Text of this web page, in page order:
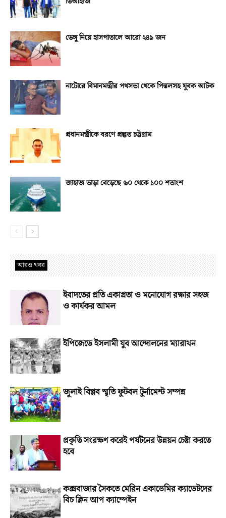
ডেঙ্গু নিয়ে হাসপাতালে আরো ২৪৯ জন
নাটোরে বিমানমন্ত্রীর পথসভা থেকে পিস্তলসহ যুবক আটক
প্রধানমন্ত্রীকে বরণে প্রস্তুত চট্টগ্রাম
জাহাজ ভাড়া বেড়েছে ৬০ থেকে ১০০ শতাংশ
আরও খবর
ইবাদতের প্রতি একাগ্রতা ও মনোযোগ রক্ষার সহজ
ও কার্যকর আমল
ইপিজেডে ইসলামী যুব আন্দোলনের ম্যারাথন
জুলাই বিপ্লব স্মৃতি ফুটবল টুর্নামেন্ট সম্পন্ন
প্রকৃতি সংরক্ষণ করেই পর্যটনের উন্নয়ন চেষ্টা করতে
হবে
কক্সবাজার সৈকতে মেরিন একাডেমির ক্যাডেটদের
বিচ ক্লিন আপ ক্যাম্পেইন